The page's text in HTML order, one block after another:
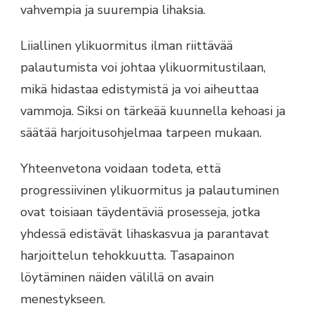
vahvempia ja suurempia lihaksia.
Liiallinen ylikuormitus ilman riittävää
palautumista voi johtaa ylikuormitustilaan,
mikä hidastaa edistymistä ja voi aiheuttaa
vammoja. Siksi on tärkeää kuunnella kehoasi ja
säätää harjoitusohjelmaa tarpeen mukaan.
Yhteenvetona voidaan todeta, että
progressiivinen ylikuormitus ja palautuminen
ovat toisiaan täydentäviä prosesseja, jotka
yhdessä edistävät lihaskasvua ja parantavat
harjoittelun tehokkuutta. Tasapainon
löytäminen näiden välillä on avain
menestykseen.